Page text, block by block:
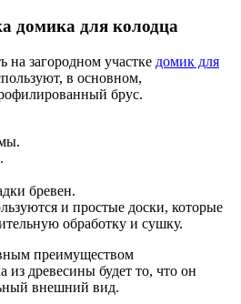
домика для колодца
на загородном участке домик для
в основном,
брус.
бревен.
и простые доски, которые
обработку и сушку.
преимуществом
из древесины будет то, что он
внешний вид.